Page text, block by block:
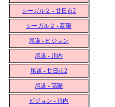
シーガル２ - 廿日市2
シーガル２ - 高陽
尾道 - ピジョン
尾道 - 川内
尾道 - 廿日市2
尾道 - 高陽
ピジョン - 川内